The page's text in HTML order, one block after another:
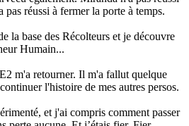
réussi à fermer la porte à temps.
la base des Récolteurs et je découvre
Humain...
m'a retourner. Il m'a fallut quelque
l'histoire de mes autres persos.
et j'ai compris comment passer